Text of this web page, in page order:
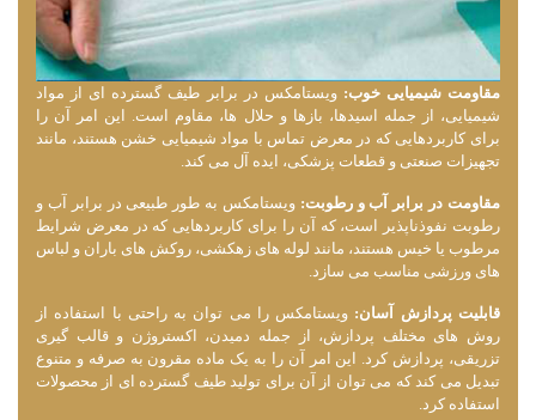
مقاومت شیمیایی خوب: ویستامکس در برابر طیف گسترده ‌ای از مواد
شیمیایی، از جمله اسیدها، بازها و حلال ‌ها، مقاوم است. این امر آن را
برای کاربردهایی که در معرض تماس با مواد شیمیایی خشن هستند، مانند
تجهیزات صنعتی و قطعات پزشکی، ایده ‌آل می‌ کند.
مقاومت در برابر آب و رطوبت: ویستامکس به طور طبیعی در برابر آب و
رطوبت نفوذناپذیر است، که آن را برای کاربردهایی که در معرض شرایط
مرطوب یا خیس هستند، مانند لوله ‌های زهکشی، روکش ‌های باران و لباس
‌های ورزشی مناسب می سازد.
قابلیت پردازش آسان: ویستامکس را می ‌توان به راحتی با استفاده از
روش‌ های مختلف پردازش، از جمله دمیدن، اکستروژن و قالب ‌گیری
تزریقی، پردازش کرد. این امر آن را به یک ماده مقرون به صرفه و متنوع
تبدیل می‌ کند که می ‌توان از آن برای تولید طیف گسترده ‌ای از محصولات
استفاده کرد.